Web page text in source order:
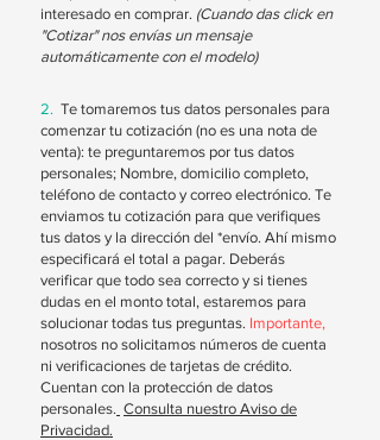
interesado en comprar. (Cuando das click en
"Cotizar" nos envías un mensaje
automáticamente con el modelo)
2. Te tomaremos tus datos personales para
comenzar tu cotización (no es una nota de
venta): te preguntaremos por tus datos
personales; Nombre, domicilio completo,
teléfono de contacto y correo electrónico. Te
enviamos tu cotización para que verifiques
tus datos y la dirección del *envío. Ahí mismo
especificará el total a pagar. Deberás
verificar que todo sea correcto y si tienes
dudas en el monto total, estaremos para
solucionar todas tus preguntas. Importante,
nosotros no solicitamos números de cuenta
ni verificaciones de tarjetas de crédito.
Cuentan con la protección de datos
personales. Consulta nuestro Aviso de
Privacidad.